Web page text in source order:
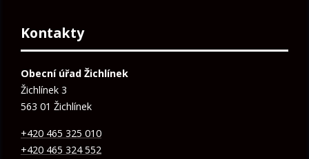
Kontakty
Obecní úřad Žichlínek
Žichlínek 3
563 01 Žichlínek
+420 465 325 010
+420 465 324 552